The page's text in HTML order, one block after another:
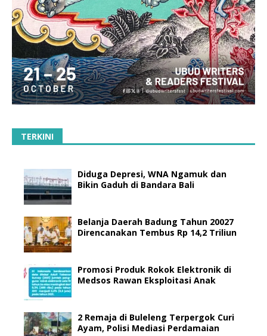
TERKINI
Diduga Depresi, WNA Ngamuk dan
Bikin Gaduh di Bandara Bali
Belanja Daerah Badung Tahun 20027
Direncanakan Tembus Rp 14,2 Triliun
Promosi Produk Rokok Elektronik di
Medsos Rawan Eksploitasi Anak
2 Remaja di Buleleng Terpergok Curi
Ayam, Polisi Mediasi Perdamaian